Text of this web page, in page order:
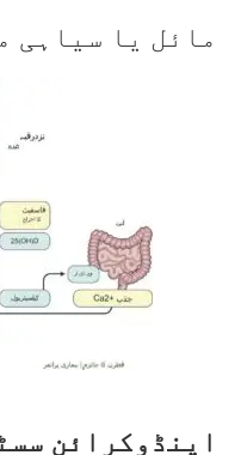
مائل یا سیاہی
اینڈوکرائن